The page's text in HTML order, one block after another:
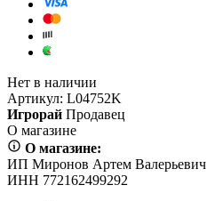
Нет в наличии
Артикул: L04752K
Игрорай Продавец
О магазине
О магазине:
ИП Миронов Артем Валерьевич
ИНН 772162499292